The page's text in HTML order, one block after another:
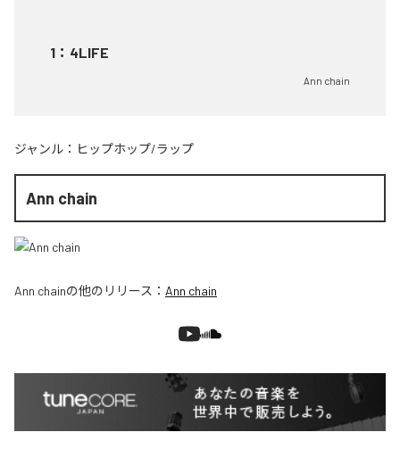
1 ： 4LIFE
Ann chain
ジャンル： ヒップホップ/ラップ
Ann chain
Ann chainの他のリリース： Ann chain